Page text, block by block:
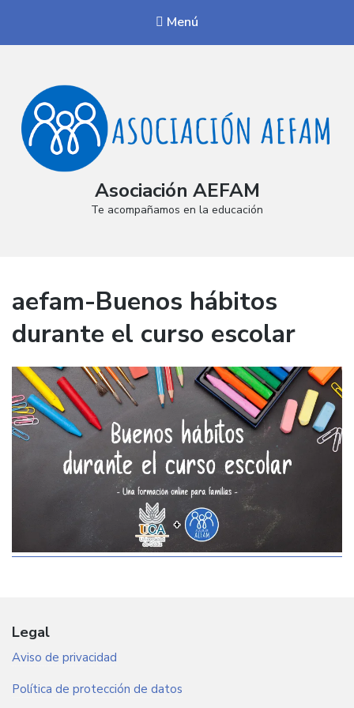
Menú
Asociación AEFAM
Te acompañamos en la educación
aefam-Buenos hábitos
durante el curso escolar
Legal
Aviso de privacidad
Política de protección de datos